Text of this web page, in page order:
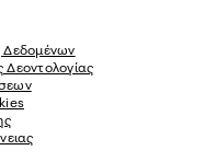
Δεδομένων